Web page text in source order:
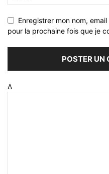
Enregistrer mon nom,
pour la prochaine fois que je
Δ